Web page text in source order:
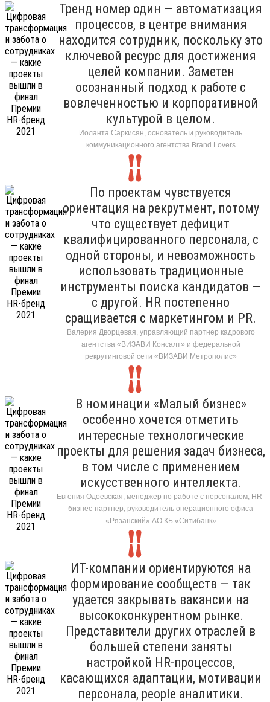
Тренд номер один — автоматизация
процессов, в центре внимания
находится сотрудник, поскольку это
ключевой ресурс для достижения
целей компании. Заметен
осознанный подход к работе с
вовлеченностью и корпоративной
культурой в целом.
Иоланта Саркисян, основатель и руководитель
коммуникационного агентства Brand Lovers
По проектам чувствуется
ориентация на рекрутмент, потому
что существует дефицит
квалифицированного персонала, с
одной стороны, и невозможность
использовать традиционные
инструменты поиска кандидатов —
с другой. HR постепенно
сращивается с маркетингом и PR.
Валерия Дворцевая, управляющий партнер кадрового
агентства «ВИЗАВИ Консалт» и федеральной
рекрутинговой сети «ВИЗАВИ Метрополис»
В номинации «Малый бизнес»
особенно хочется отметить
интересные технологические
проекты для решения задач бизнеса,
в том числе с применением
искусственного интеллекта.
Евгения Одоевская, менеджер по работе с персоналом, HR-
бизнес-партнер, руководитель операционного офиса
«Рязанский» АО КБ «Ситибанк»
ИТ-компании ориентируются на
формирование сообществ — так
удается закрывать вакансии на
высококонкурентном рынке.
Представители других отраслей в
большей степени заняты
настройкой HR-процессов,
касающихся адаптации, мотивации
персонала, people аналитики.